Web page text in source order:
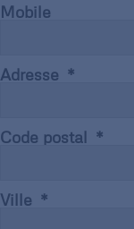
Mobile
Adresse
Code postal
Ville